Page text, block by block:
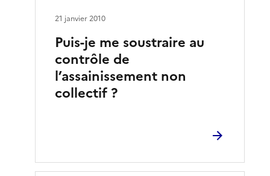
Puis-je me soustraire au
contrôle de
l’assainissement non
collectif ?
21 janvier 2010